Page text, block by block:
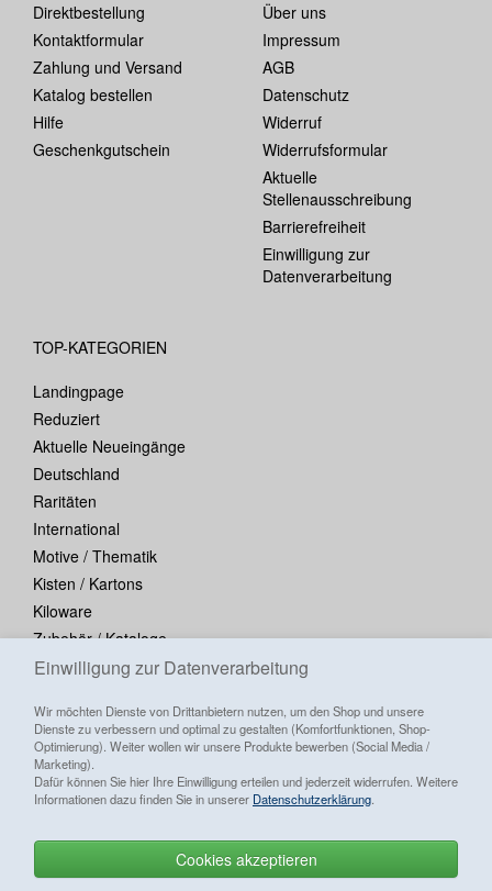
Einwilligung zur Datenverarbeitung
Wir möchten Dienste von Drittanbietern nutzen, um den Shop und unsere
Dienste zu verbessern und optimal zu gestalten (Komfortfunktionen, Shop-
Optimierung). Weiter wollen wir unsere Produkte bewerben (Social Media /
Marketing).
Dafür können Sie hier Ihre Einwilligung erteilen und jederzeit widerrufen. Weitere
Informationen dazu finden Sie in unserer Datenschutzerklärung
Cookies akzeptieren
Direktbestellung
Kontaktformular
Zahlung und Versand
Katalog bestellen
Hilfe
Geschenkgutschein
Über uns
Impressum
AGB
Datenschutz
Widerruf
Widerrufsformular
Aktuelle
Stellenausschreibung
Barrierefreiheit
Einwilligung zur
Datenverarbeitung
TOP-KATEGORIEN
Landingpage
Reduziert
Aktuelle Neueingänge
Deutschland
Raritäten
International
Motive / Thematik
Kisten / Kartons
Kiloware
Zubehör / Kataloge
Blocks / Kleinbogen
Alle Preise inkl. ges. MwSt./ zzgl.Versandkosten